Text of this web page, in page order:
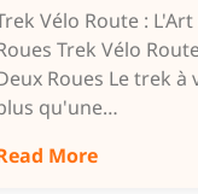
Vélo Route :
Trek Vélo
Roues Le trek
qu'une…
More